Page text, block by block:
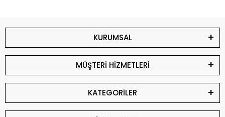
KURUMSAL
MÜŞTERİ HİZMETLERİ
KATEGORİLER